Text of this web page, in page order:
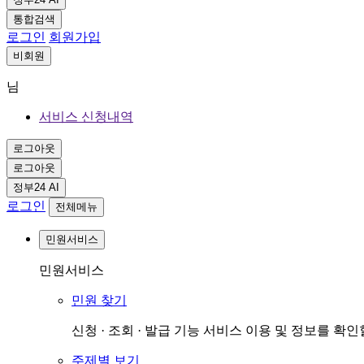
통합검색
로그인 회원가입
비회원
님
서비스 신청내역
로그아웃
로그아웃
정부24 AI
로그인 전체메뉴
민원서비스
민원서비스
민원 찾기
신청 · 조회 · 발급 기능 서비스 이용 및 정보를 확인
주제별 보기